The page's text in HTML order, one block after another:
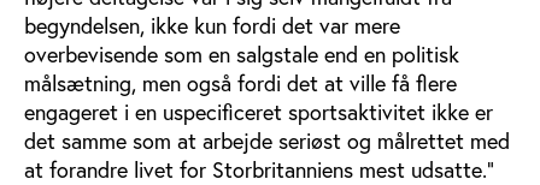
begyndelsen, ikke kun fordi det var mere
overbevisende som en salgstale end en politisk
målsætning, men også fordi det at ville få flere
engageret i en uspecificeret sportsaktivitet ikke er
det samme som at arbejde seriøst og målrettet med
at forandre livet for Storbritanniens mest udsatte.”